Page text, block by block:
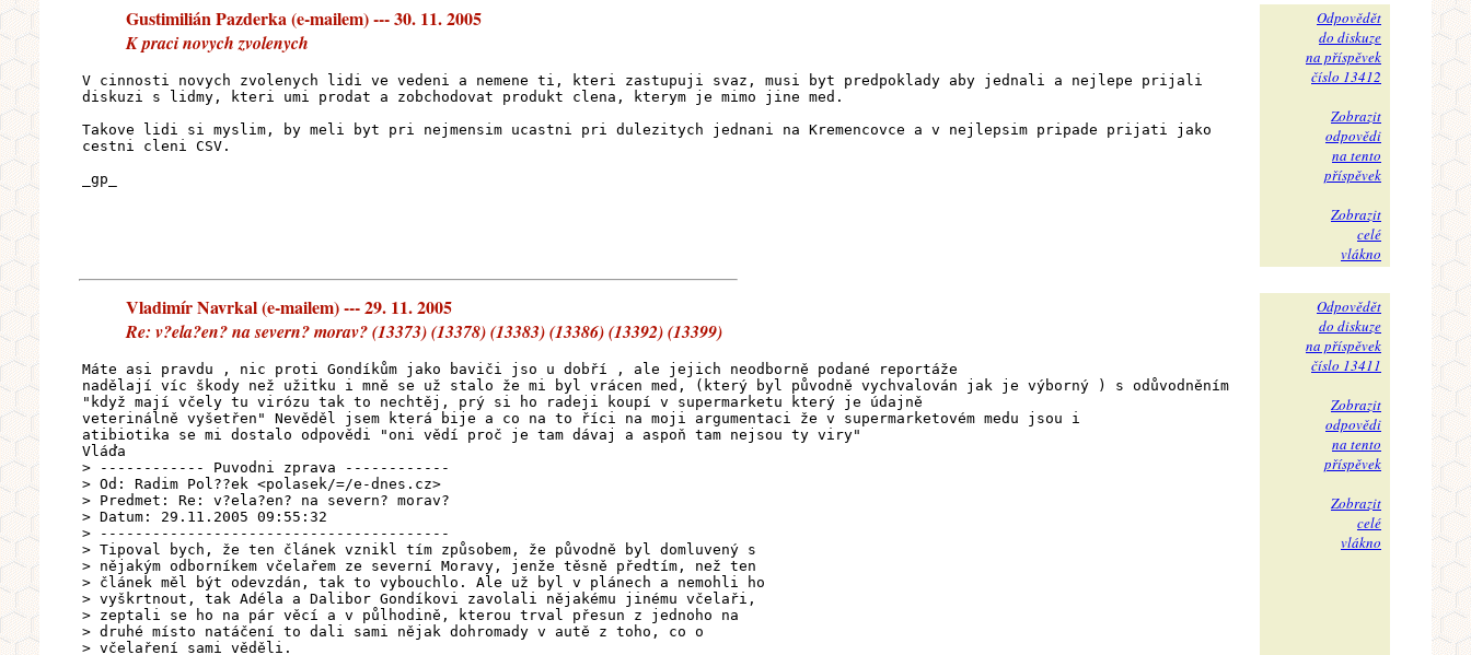
Gustimilián Pazderka (e-mailem) --- 30. 11. 2005
K praci novych zvolenych
V cinnosti novych zvolenych lidi ve vedeni a nemene ti, kteri zastupuji svaz, musi byt predpoklady aby jednali a nejlepe prijali
diskuzi s lidmy, kteri umi prodat a zobchodovat produkt clena, kterym je mimo jine med.
Takove lidi si myslim, by meli byt pri nejmensim ucastni pri dulezitych jednani na Kremencovce a v nejlepsim pripade prijati jako
cestni cleni CSV.
_gp_
Odpovědět
do diskuze
na příspěvek
číslo 13412
Zobrazit
odpovědi
na tento
příspěvek
Zobrazit
celé
vlákno
Vladimír Navrkal (e-mailem) --- 29. 11. 2005
Re: v?ela?en? na severn? morav? (13373) (13378) (13383) (13386) (13392) (13399)
Máte asi pravdu , nic proti Gondíkům jako baviči jso u dobří , ale jejich neodborně podané reportáže
nadělají víc škody než užitku i mně se už stalo že mi byl vrácen med, (který byl původně vychvalován jak je výborný ) s odůvodněním
"když mají včely tu virózu tak to nechtěj, prý si ho radeji koupí v supermarketu který je údajně
veterinálně vyšetřen" Nevěděl jsem která bije a co na to říci na moji argumentaci že v supermarketovém medu jsou i
atibiotika se mi dostalo odpovědi "oni vědí proč je tam dávaj a aspoň tam nejsou ty viry"
Vláďa
> ------------ Puvodni zprava ------------
> Od: Radim Pol??ek <polasek/=/e-dnes.cz>
> Predmet: Re: v?ela?en? na severn? morav?
> Datum: 29.11.2005 09:55:32
> ----------------------------------------
> Tipoval bych, že ten článek vznikl tím způsobem, že původně byl domluvený s
> nějakým odborníkem včelařem ze severní Moravy, jenže těsně předtím, než ten
> článek měl být odevzdán, tak to vybouchlo. Ale už byl v plánech a nemohli ho
> vyškrtnout, tak Adéla a Dalibor Gondíkovi zavolali nějakému jinému včelaři,
> zeptali se ho na pár věcí a v půlhodině, kterou trval přesun z jednoho na
> druhé místo natáčení to dali sami nějak dohromady v autě z toho, co o
> včelaření sami věděli.
Odpovědět
do diskuze
na příspěvek
číslo 13411
Zobrazit
odpovědi
na tento
příspěvek
Zobrazit
celé
vlákno